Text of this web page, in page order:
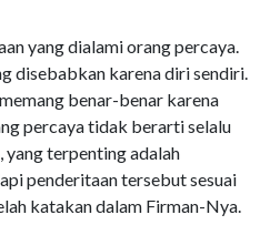
yang dialami orang percaya.
disebabkan karena diri sendiri.
benar-benar karena
percaya tidak berarti selalu
yang terpenting adalah
penderitaan tersebut sesuai
katakan dalam Firman-Nya.